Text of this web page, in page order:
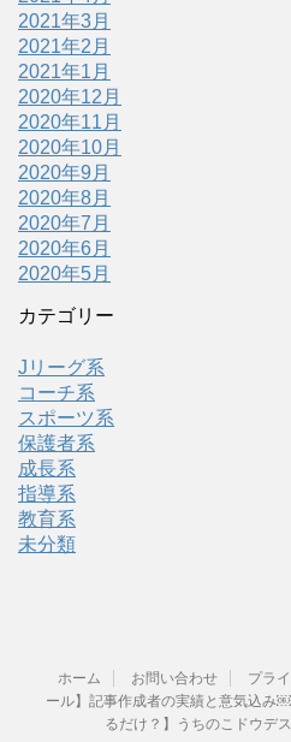
2021年3月
2021年2月
2021年1月
2020年12月
2020年11月
2020年10月
2020年9月
2020年8月
2020年7月
2020年6月
2020年5月
カテゴリー
Jリーグ系
コーチ系
スポーツ系
保護者系
成長系
指導系
教育系
未分類
ホーム お問い合わせ プラ
ール】記事作成者の実績と意気込み￼
るだけ？】うちのこドウデ